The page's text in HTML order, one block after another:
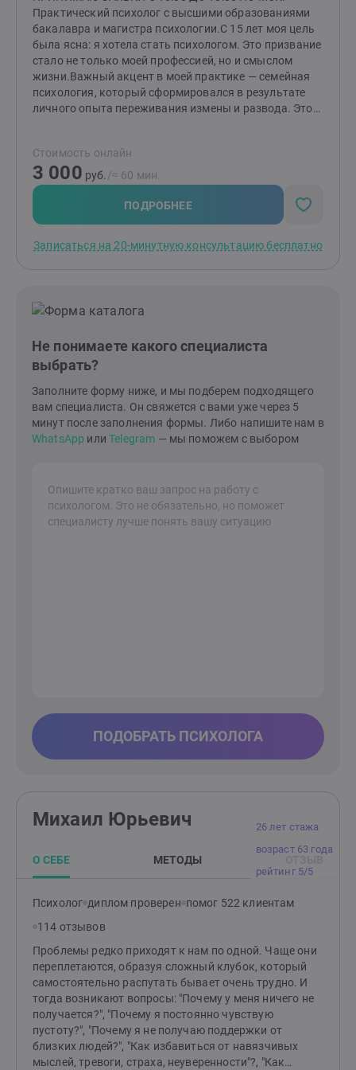
Практический психолог с высшими образованиями
бакалавра и магистра психологии.С 15 лет моя цель
была ясна: я хотела стать психологом. Это призвание
стало не только моей профессией, но и смыслом
жизни.Важный акцент в моей практике — семейная
психология, который сформировался в результате
личного опыта переживания измены и развода. Этот
отношений, а также заглянуть в «формулу»
любви.Помимо этого, я помогаю людям справляться
с посттравматическим стрессовым расстройством
(ПТСР), неопределенностью в жизни и повышенной
тревожностью, низкой самооценкой. Я понимаю, как
отношения с окружающими. Также я работаю с
находим способы управления эмоциями и
реакциями.Сегодня я опираюсь как на накопленные
опыт, чтобы помочь людям справиться со
сложностями в себе, в отношениях с партнером или
в семейной жизни и в вашем внутреннем
мире.Давайте сделаем это вместе!Я здесь, чтобы
поддержать вас на вашем пути к лучшей жизни.
Стоимость онлайн
3 000 руб. /≈ 60 мин.
ПОДРОБНЕЕ
Записаться на 20-минутную консультацию бесплатно
Не понимаете какого специалиста
выбрать?
Заполните форму ниже, и мы подберем подходящего
вам специалиста. Он свяжется с вами уже через 5
минут после заполнения формы. Либо напишите нам в
WhatsApp илиTelegram — мы поможем с выбором
ПОДОБРАТЬ ПСИХОЛОГА
26 лет стажа
возраст 63 года
рейтинг 5/5
Михаил Юрьевич
О СЕБЕ МЕТОДЫ
Психолог диплом проверен помог 522 клиентам
114 отзывов
Проблемы редко приходят к нам по одной. Чаще они
переплетаются, образуя сложный клубок, который
самостоятельно распутать бывает очень трудно. И
тогда возникают вопросы: "Почему у меня ничего не
получается?", "Почему я постоянно чувствую
пустоту?", "Почему я не получаю поддержки от
близких людей?", "Как избавиться от навязчивых
мыслей, тревоги, страха, неуверенности"?, "Как